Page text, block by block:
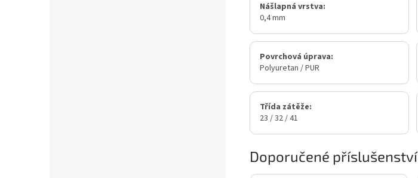
Nášlapná vrstva:
0,4 mm
Povrchová úprava:
Polyuretan / PUR
Třída zátěže:
23 / 32 / 41
Doporučené příslušenství